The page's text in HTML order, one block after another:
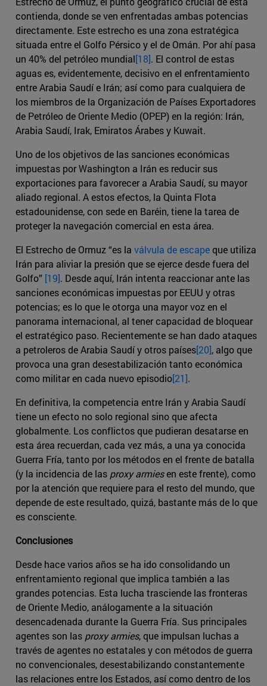
contienda, donde se ven enfrentadas ambas potencias
directamente. Este estrecho es una zona estratégica
situada entre el Golfo Pérsico y el de Omán. Por ahí pasa
un 40% del petróleo mundial[18]. El control de estas
aguas es, evidentemente, decisivo en el enfrentamiento
entre Arabia Saudí e Irán; así como para cualquiera de
los miembros de la Organización de Países Exportadores
de Petróleo de Oriente Medio (OPEP) en la región: Irán,
Arabia Saudí, Irak, Emiratos Árabes y Kuwait.
Uno de los objetivos de las sanciones económicas
impuestas por Washington a Irán es reducir sus
exportaciones para favorecer a Arabia Saudí, su mayor
aliado regional. A estos efectos, la Quinta Flota
estadounidense, con sede en Baréin, tiene la tarea de
proteger la navegación comercial en esta área.
El Estrecho de Ormuz “es la válvula de escapeque utiliza
Irán para aliviar la presión que se ejerce desde fuera del
Golfo” [19]. Desde aquí, Irán intenta reaccionar ante las
sanciones económicas impuestas por EEUU y otras
potencias; es lo que le otorga una mayor voz en el
panorama internacional, al tener capacidad de bloquear
el estratégico paso. Recientemente se han dado ataques
a petroleros de Arabia Saudí y otros países[20], algo que
provoca una gran desestabilización tanto económica
como militar en cada nuevo episodio[21].
En definitiva, la competencia entre Irán y Arabia Saudí
tiene un efecto no solo regional sino que afecta
globalmente. Los conflictos que pudieran desatarse en
esta área recuerdan, cada vez más, a una ya conocida
Guerra Fría, tanto por los métodos en el frente de batalla
(y la incidencia de las proxy armiesen este frente), como
por la atención que requiere para el resto del mundo, que
depende de este resultado, quizá, bastante más de lo que
es consciente.
Conclusiones
Desde hace varios años se ha ido consolidando un
enfrentamiento regional que implica también a las
grandes potencias. Esta lucha trasciende las fronteras
de Oriente Medio, análogamente a la situación
desencadenada durante la Guerra Fría. Sus principales
agentes son las proxy armies, que impulsan luchas a
través de agentes no estatales y con métodos de guerra
no convencionales, desestabilizando constantemente
las relaciones entre los Estados, así como dentro de los